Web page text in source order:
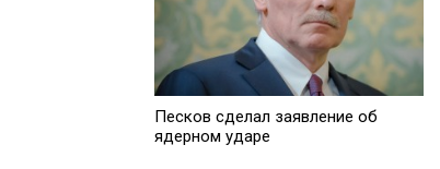
Песков сделал заявление об
ядерном ударе